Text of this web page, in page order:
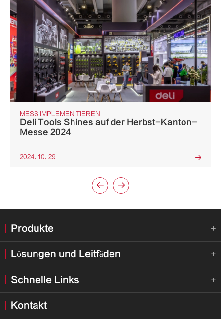
MESS IMPLEMEN TIEREN
Deli Tools Shines auf der Herbst-Kanton-
Messe 2024
2024. 10. 29 
 
Produkte 
Lösungen und Leitfäden 
Schnelle Links 
Kontakt